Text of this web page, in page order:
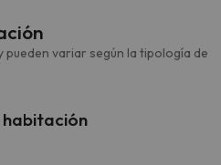
variar según la tipología de
habitación